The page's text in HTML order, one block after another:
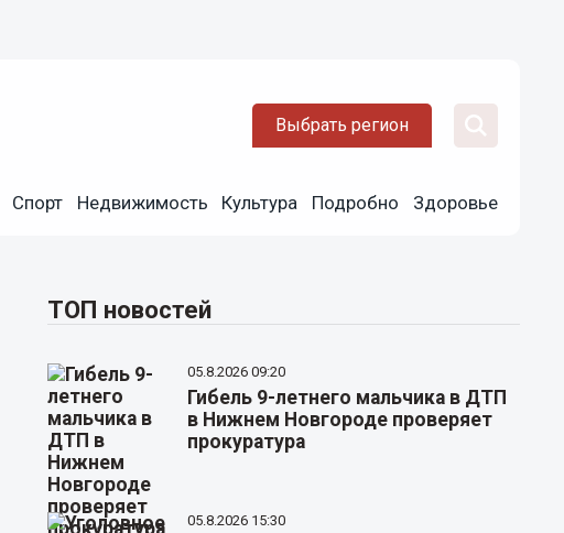
Выбрать регион
Спорт Недвижимость Культура Подробно Здоровье
ТОП новостей
05.8.2026 09:20
Гибель 9-летнего мальчика в ДТП
в Нижнем Новгороде проверяет
прокуратура
05.8.2026 15:30